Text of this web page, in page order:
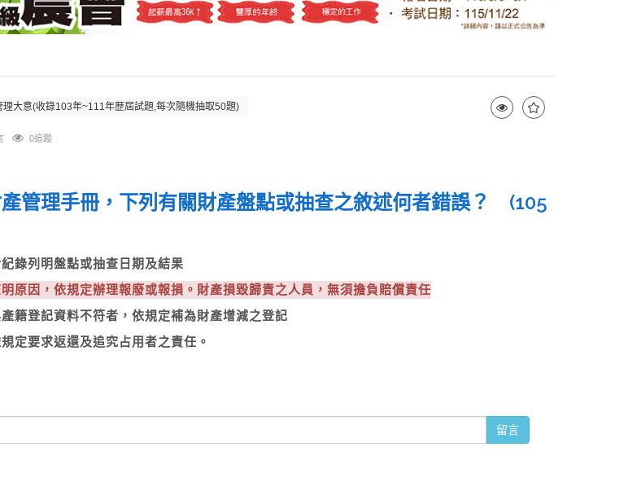
理大意(收錄103年~111年歷屆試題,每次隨機抽取50題)
0追蹤
管理手冊，下列有關財產盤點或抽查之敘述何者錯誤？ (105
錄列明盤點或抽查日期及結果
原因，依規定辦理報廢或報損。財產損毀歸責之人員，無須擔負賠償責任
籍登記資料不符者，依規定補為財產增減之登記
定要求返還及追究占用者之責任。
留言